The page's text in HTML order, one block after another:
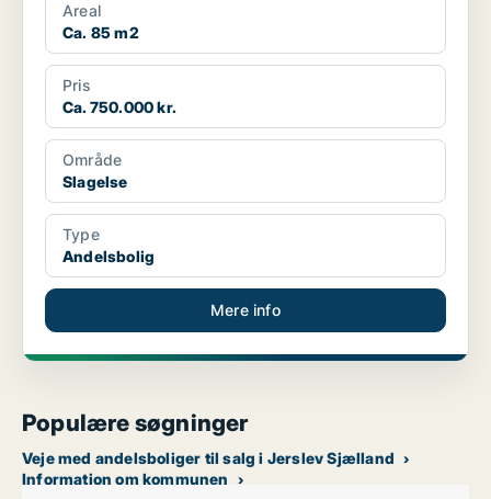
Areal
Ca. 85 m2
Pris
Ca. 750.000 kr.
Område
Slagelse
Type
Andelsbolig
Mere info
Populære søgninger
Veje med andelsboliger til salg i Jerslev Sjælland
Information om kommunen